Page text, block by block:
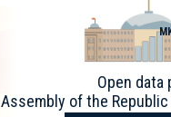
Open data
Assembly of the